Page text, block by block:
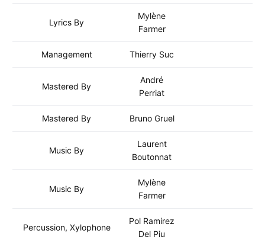
Lyrics By
Mylène
Farmer
Management Thierry Suc
Mastered By
André
Perriat
Mastered By Bruno Gruel
Music By
Laurent
Boutonnat
Music By
Mylène
Farmer
Percussion, Xylophone
Pol Ramirez
Del Piu